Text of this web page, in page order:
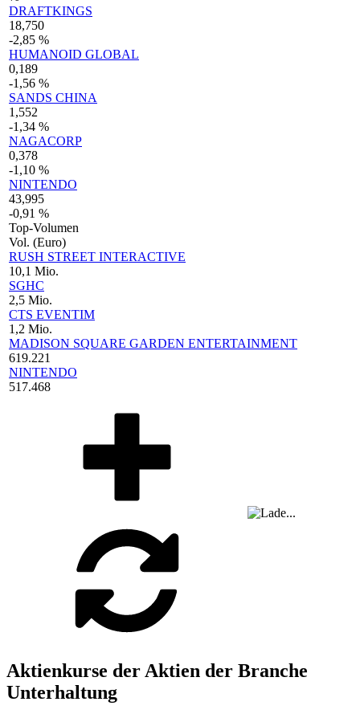
DRAFTKINGS
18,750
-2,85 %
HUMANOID GLOBAL
0,189
-1,56 %
SANDS CHINA
1,552
-1,34 %
NAGACORP
0,378
-1,10 %
NINTENDO
43,995
-0,91 %
Top-Volumen
Vol. (Euro)
RUSH STREET INTERACTIVE
10,1 Mio.
SGHC
2,5 Mio.
CTS EVENTIM
1,2 Mio.
MADISON SQUARE GARDEN ENTERTAINMENT
619.221
NINTENDO
517.468
Aktienkurse der Aktien der Branche
Unterhaltung